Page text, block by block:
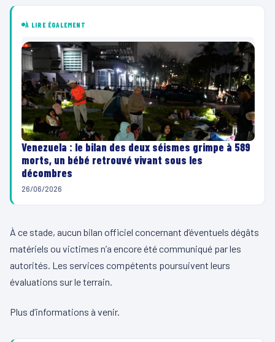
À LIRE ÉGALEMENT
Venezuela : le bilan des deux séismes grimpe à 589
morts, un bébé retrouvé vivant sous les
décombres
26/06/2026
À ce stade, aucun bilan officiel concernant d’éventuels dégâts
matériels ou victimes n’a encore été communiqué par les
autorités. Les services compétents poursuivent leurs
évaluations sur le terrain.
Plus d’informations à venir.